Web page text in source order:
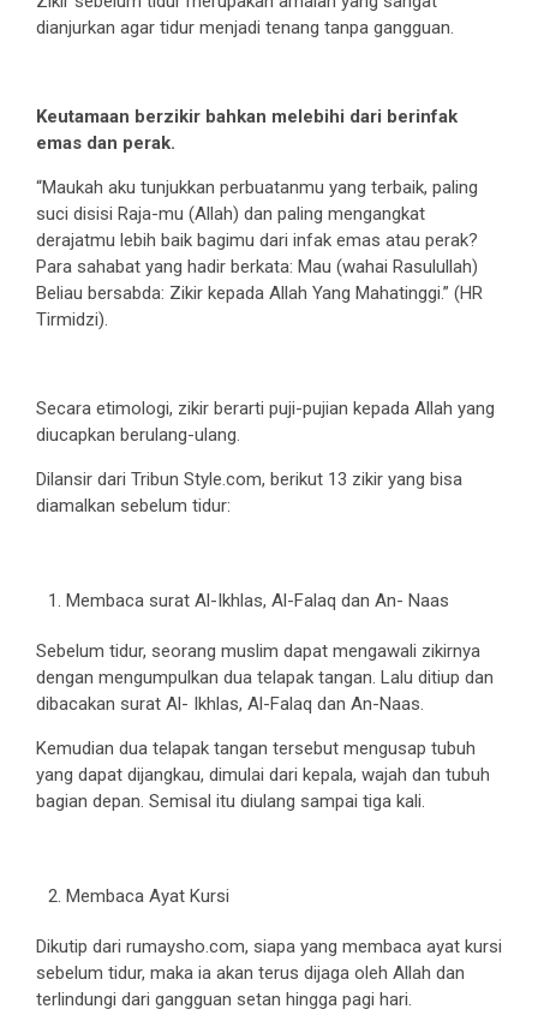
dianjurkan agar tidur menjadi tenang tanpa gangguan.
Keutamaan berzikir bahkan melebihi dari berinfak
emas dan perak.
“Maukah aku tunjukkan perbuatanmu yang terbaik, paling
suci disisi Raja-mu (Allah) dan paling mengangkat
derajatmu lebih baik bagimu dari infak emas atau perak?
Para sahabat yang hadir berkata: Mau (wahai Rasulullah)
Beliau bersabda: Zikir kepada Allah Yang Mahatinggi.” (HR
Tirmidzi).
Secara etimologi, zikir berarti puji-pujian kepada Allah yang
diucapkan berulang-ulang.
Dilansir dari Tribun Style.com, berikut 13 zikir yang bisa
diamalkan sebelum tidur:
Membaca surat Al-Ikhlas, Al-Falaq dan An- Naas
Sebelum tidur, seorang muslim dapat mengawali zikirnya
dengan mengumpulkan dua telapak tangan. Lalu ditiup dan
dibacakan surat Al- Ikhlas, Al-Falaq dan An-Naas.
Kemudian dua telapak tangan tersebut mengusap tubuh
yang dapat dijangkau, dimulai dari kepala, wajah dan tubuh
bagian depan. Semisal itu diulang sampai tiga kali.
Membaca Ayat Kursi
Dikutip dari rumaysho.com, siapa yang membaca ayat kursi
sebelum tidur, maka ia akan terus dijaga oleh Allah dan
terlindungi dari gangguan setan hingga pagi hari.